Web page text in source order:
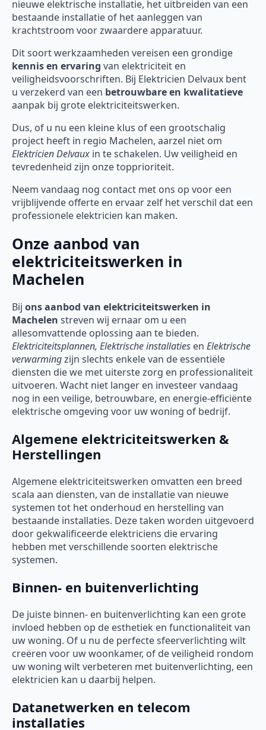
nieuwe elektrische installatie, het uitbreiden van een
bestaande installatie of het aanleggen van
krachtstroom voor zwaardere apparatuur.
Dit soort werkzaamheden vereisen een grondige
kennis en ervaring van elektriciteit en
veiligheidsvoorschriften. Bij Elektricien Delvaux bent
u verzekerd van een betrouwbare en kwalitatieve
aanpak bij grote elektriciteitswerken.
Dus, of u nu een kleine klus of een grootschalig
project heeft in regio Machelen, aarzel niet om
Elektricien Delvaux in te schakelen. Uw veiligheid en
tevredenheid zijn onze topprioriteit.
Neem vandaag nog contact met ons op voor een
vrijblijvende offerte en ervaar zelf het verschil dat een
professionele elektricien kan maken.
Onze aanbod van
elektriciteitswerken in
Machelen
Bij ons aanbod van elektriciteitswerken in
Machelen streven wij ernaar om u een
allesomvattende oplossing aan te bieden.
Elektriciteitsplannen, Elektrische installaties en Elektrische
verwarmingzijn slechts enkele van de essentiële
diensten die we met uiterste zorg en professionaliteit
uitvoeren. Wacht niet langer en investeer vandaag
nog in een veilige, betrouwbare, en energie-efficiënte
elektrische omgeving voor uw woning of bedrijf.
Algemene elektriciteitswerken &
Herstellingen
Algemene elektriciteitswerken omvatten een breed
scala aan diensten, van de installatie van nieuwe
systemen tot het onderhoud en herstelling van
bestaande installaties. Deze taken worden uitgevoerd
door gekwalificeerde elektriciens die ervaring
hebben met verschillende soorten elektrische
systemen.
Binnen- en buitenverlichting
De juiste binnen- en buitenverlichting kan een grote
invloed hebben op de esthetiek en functionaliteit van
uw woning. Of u nu de perfecte sfeerverlichting wilt
creëren voor uw woonkamer, of de veiligheid rondom
uw woning wilt verbeteren met buitenverlichting, een
elektricien kan u daarbij helpen.
Datanetwerken en telecom
installaties